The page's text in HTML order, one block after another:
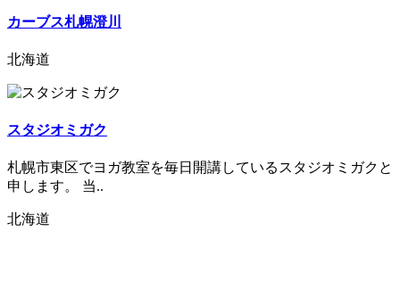
カーブス札幌澄川
北海道
スタジオミガク
札幌市東区でヨガ教室を毎日開講しているスタジオミガクと
申します。 当..
北海道